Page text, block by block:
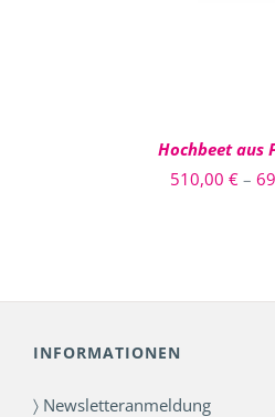
Hochbeet aus
510,00 € –
INFORMATIONEN
〉 Newsletteranmeldung